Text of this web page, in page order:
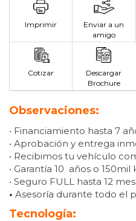
Imprimir
Enviar a un
amigo
Cotizar
Descargar
Brochure
Observaciones:
• Financiamiento hasta 7
• Aprobación y entrega
• Recibimos tu vehículo
• Garantía 10 años o 150mil
• Seguro FULL hasta 12
• Asesoría durante todo el
Tecnología: